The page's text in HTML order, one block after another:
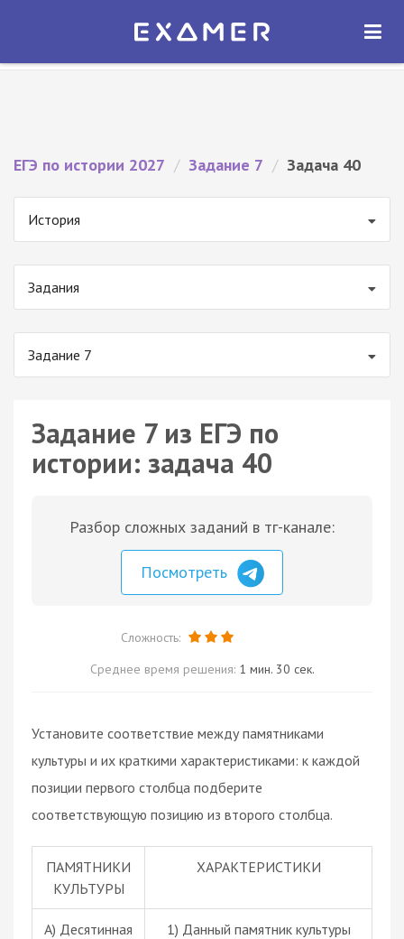
Экзамер — ЕГЭ 2027
ОТКРЫТЬ
ЕГЭ по истории 2027 / Задание 7 / Задача 40
История
Задания
Задание 7
Задание 7 из ЕГЭ по
истории: задача 40
Разбор сложных заданий в тг-канале:
Посмотреть
Сложность:
Среднее время решения: 1 мин. 30 сек.
Установите соответствие между памятниками
культуры и их краткими характеристиками: к каждой
позиции первого столбца подберите
соответствующую позицию из второго столбца.
ПАМЯТНИКИ
КУЛЬТУРЫ
ХАРАКТЕРИСТИКИ
А) Десятинная
1) Данный памятник культуры